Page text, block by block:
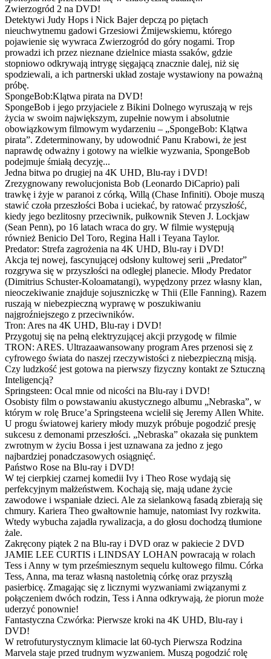
Zwierzogród 2 na DVD!
Detektywi Judy Hops i Nick Bajer depczą po piętach
nieuchwytnemu gadowi Grzesiowi Żmijewskiemu, którego
pojawienie się wywraca Zwierzogród do góry nogami. Trop
prowadzi ich przez nieznane dzielnice miasta ssaków, gdzie
stopniowo odkrywają intrygę sięgającą znacznie dalej, niż się
spodziewali, a ich partnerski układ zostaje wystawiony na poważną
próbę.
SpongeBob:Klątwa pirata na DVD!
SpongeBob i jego przyjaciele z Bikini Dolnego wyruszają w rejs
życia w swoim największym, zupełnie nowym i absolutnie
obowiązkowym filmowym wydarzeniu – „SpongeBob: Klątwa
pirata”. Zdeterminowany, by udowodnić Panu Krabowi, że jest
naprawdę odważny i gotowy na wielkie wyzwania, SpongeBob
podejmuje śmiałą decyzję...
Jedna bitwa po drugiej na 4K UHD, Blu-ray i DVD!
Zrezygnowany rewolucjonista Bob (Leonardo DiCaprio) pali
trawkę i żyje w paranoi z córką, Willą (Chase Infiniti). Oboje muszą
stawić czoła przeszłości Boba i uciekać, by ratować przyszłość,
kiedy jego bezlitosny przeciwnik, pułkownik Steven J. Lockjaw
(Sean Penn), po 16 latach wraca do gry. W filmie występują
również Benicio Del Toro, Regina Hall i Teyana Taylor.
Predator: Strefa zagrożenia na 4K UHD, Blu-ray i DVD!
Akcja tej nowej, fascynującej odsłony kultowej serii „Predator”
rozgrywa się w przyszłości na odległej planecie. Młody Predator
(Dimitrius Schuster-Koloamatangi), wypędzony przez własny klan,
nieoczekiwanie znajduje sojuszniczkę w Thii (Elle Fanning). Razem
ruszają w niebezpieczną wyprawę w poszukiwaniu
najgroźniejszego z przeciwników.
Tron: Ares na 4K UHD, Blu-ray i DVD!
Przygotuj się na pełną elektryzującej akcji przygodę w filmie
TRON: ARES. Ultrazaawansowany program Ares przenosi się z
cyfrowego świata do naszej rzeczywistości z niebezpieczną misją.
Czy ludzkość jest gotowa na pierwszy fizyczny kontakt ze Sztuczną
Inteligencją?
Springsteen: Ocal mnie od nicości na Blu-ray i DVD!
Osobisty film o powstawaniu akustycznego albumu „Nebraska”, w
którym w rolę Bruce’a Springsteena wcielił się Jeremy Allen White.
U progu światowej kariery młody muzyk próbuje pogodzić presję
sukcesu z demonami przeszłości. „Nebraska” okazała się punktem
zwrotnym w życiu Bossa i jest uznawana za jedno z jego
najbardziej ponadczasowych osiągnięć.
Państwo Rose na Blu-ray i DVD!
W tej cierpkiej czarnej komedii Ivy i Theo Rose wydają się
perfekcyjnym małżeństwem. Kochają się, mają udane życie
zawodowe i wspaniałe dzieci. Ale za sielankową fasadą zbierają się
chmury. Kariera Theo gwałtownie hamuje, natomiast Ivy rozkwita.
Wtedy wybucha zajadła rywalizacja, a do głosu dochodzą tłumione
żale.
Zakręcony piątek 2 na Blu-ray i DVD oraz w pakiecie 2 DVD
JAMIE LEE CURTIS i LINDSAY LOHAN powracają w rolach
Tess i Anny w tym prześmiesznym sequelu kultowego filmu. Córka
Tess, Anna, ma teraz własną nastoletnią córkę oraz przyszłą
pasierbicę. Zmagając się z licznymi wyzwaniami związanymi z
połączeniem dwóch rodzin, Tess i Anna odkrywają, że piorun może
uderzyć ponownie!
Fantastyczna Czwórka: Pierwsze kroki na 4K UHD, Blu-ray i
DVD!
W retrofuturystycznym klimacie lat 60-tych Pierwsza Rodzina
Marvela staje przed trudnym wyzwaniem. Muszą pogodzić rolę